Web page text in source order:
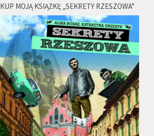
KUP MOJĄ KSIĄŻKĘ „SEKRETY RZESZOWA”